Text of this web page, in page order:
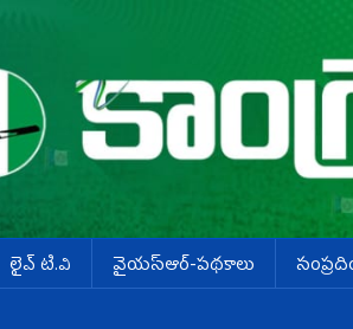
లైవ్ టి.వి వైయస్ఆర్-పథకాలు